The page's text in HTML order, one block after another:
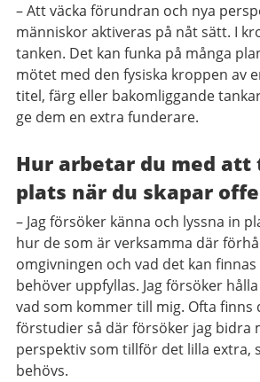
– Att väcka förundran och nya
människor aktiveras på nåt sätt. I
tanken. Det kan funka på många
mötet med den fysiska kroppen av
titel, färg eller bakomliggande
ge dem en extra funderare.
Hur arbetar du med att
plats när du skapar
– Jag försöker känna och lyssna in
hur de som är verksamma där
omgivningen och vad det kan
behöver uppfyllas. Jag försöker
vad som kommer till mig. Ofta finns
förstudier så där försöker jag bidra
perspektiv som tillför det lilla extra,
behövs.